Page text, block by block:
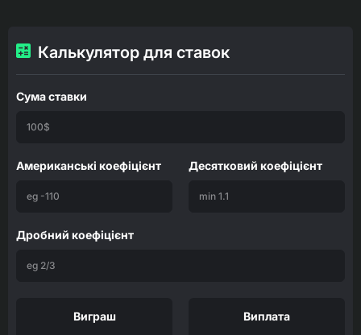
Калькулятор для ставок
Сума ставки
Американські коефіцієнт Десятковий коефіцієнт
Дробний коефіцієнт
Виграш Виплата